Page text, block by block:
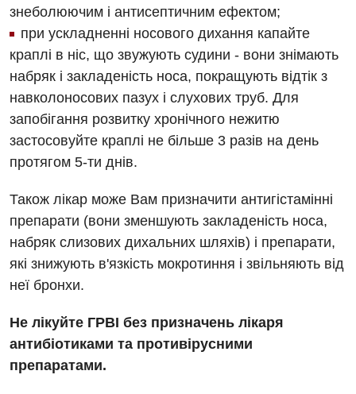
Дитяча гінекологія
Дитяча ендокринологія
Дитяча кардіоревматологія
Дитяча неврологія
Дитяча ортопедія і травматологія
Дитяча оториноларингологія
Дитяча офтальмологія
Дитяча урологія
Дитяча хірургія
Педіатрія
знеболюючим і антисептичним ефектом;
при ускладненні носового дихання капайте
краплі в ніс, що звужують судини - вони знімають
набряк і закладеність носа, покращують відтік з
навколоносових пазух і слухових труб. Для
запобігання розвитку хронічного нежитю
застосовуйте краплі не більше 3 разів на день
протягом 5-ти днів.
Також лікар може Вам призначити антигістамінні
препарати (вони зменшують закладеність носа,
набряк слизових дихальних шляхів) і препарати,
які знижують в'язкість мокротиння і звільняють від
неї бронхи.
Не лікуйте ГРВІ без призначень лікаря
антибіотиками та противірусними
препаратами.